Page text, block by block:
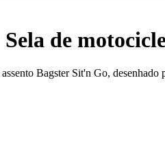
Sela de
Bagster Sit'n Go, desenhado